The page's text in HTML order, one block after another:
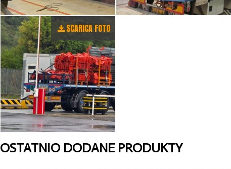
SCARICA FOTO
OSTATNIO DODANE PRODUKTY